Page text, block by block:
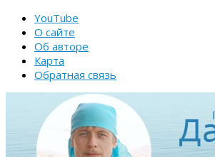
YouTube
О сайте
Об авторе
Карта
Обратная связь